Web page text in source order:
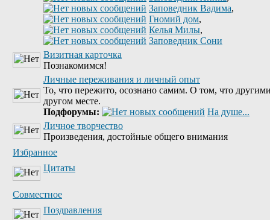
Заповедник Вадима,
Гномий дом,
Келья Милы,
Заповедник Сони
Визитная карточка
Познакомимся!
Личные переживания и личный опыт
То, что пережито, осознано самим. О том, что
другом месте.
Подфорумы:
На душе...
Личное творчество
Произведения, достойные общего внимания
Избранное
Цитаты
Совместное
Поздравления